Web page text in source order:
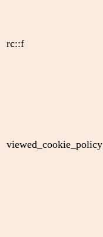
rc::f
viewed_cookie_policy